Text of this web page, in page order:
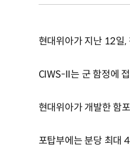
현대위아가 지난 12일
CIWS-II는 군 함정에
현대위아가 개발한 함
포탑부에는 분당 최대